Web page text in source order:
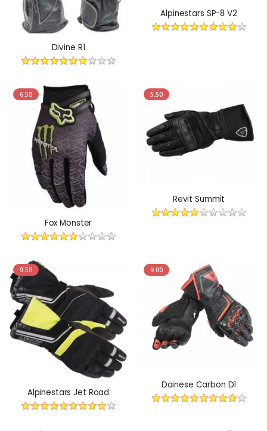
Divine R1
Alpinestars SP-8 V2
6.50
Fox Monster
5.50
Revit Summit
9.50
Alpinestars Jet Road
9.00
Dainese Carbon D1